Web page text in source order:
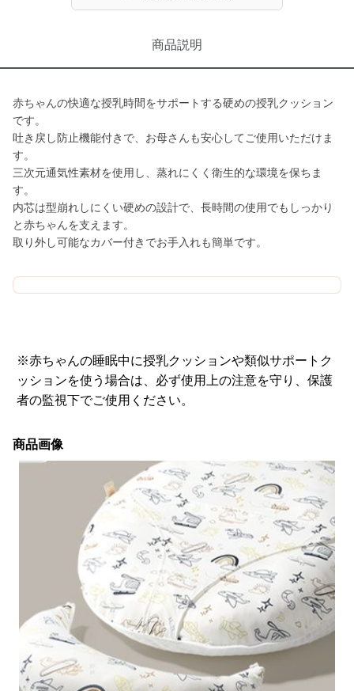
商品説明
赤ちゃんの快適な授乳時間をサポートする硬めの授乳クッション
です。
吐き戻し防止機能付きで、お母さんも安心してご使用いただけま
す。
三次元通気性素材を使用し、蒸れにくく衛生的な環境を保ちま
す。
内芯は型崩れしにくい硬めの設計で、長時間の使用でもしっかり
と赤ちゃんを支えます。
取り外し可能なカバー付きでお手入れも簡単です。
※赤ちゃんの睡眠中に授乳クッションや類似サポートク
ッションを使う場合は、必ず使用上の注意を守り、保護
者の監視下でご使用ください。
商品画像